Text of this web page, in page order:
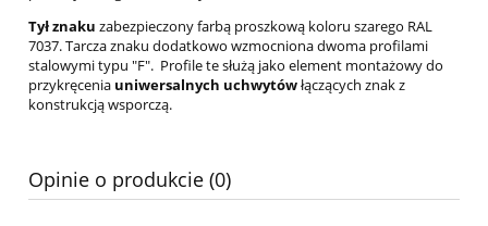
Tył znaku zabezpieczony farbą proszkową koloru szarego RAL
7037. Tarcza znaku dodatkowo wzmocniona dwoma profilami
stalowymi typu "F". Profile te służą jako element montażowy do
przykręcenia uniwersalnych uchwytówłączących znak z
konstrukcją wsporczą.
Opinie o produkcie (0)